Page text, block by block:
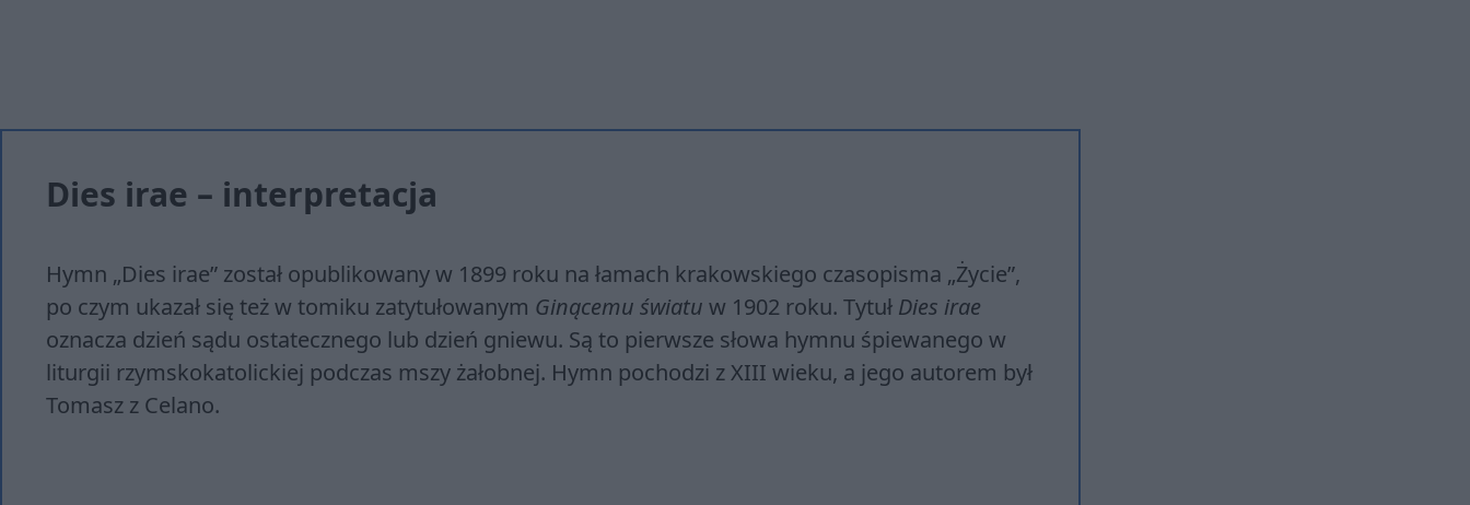
Dies irae – interpretacja
Hymn „Dies irae” został opublikowany w 1899 roku na łamach krakowskiego czasopisma „Życie”,
po czym ukazał się też w tomiku zatytułowanym Ginącemu światu w 1902 roku. Tytuł Dies irae
oznacza dzień sądu ostatecznego lub dzień gniewu. Są to pierwsze słowa hymnu śpiewanego w
liturgii rzymskokatolickiej podczas mszy żałobnej. Hymn pochodzi z XIII wieku, a jego autorem był
Tomasz z Celano.